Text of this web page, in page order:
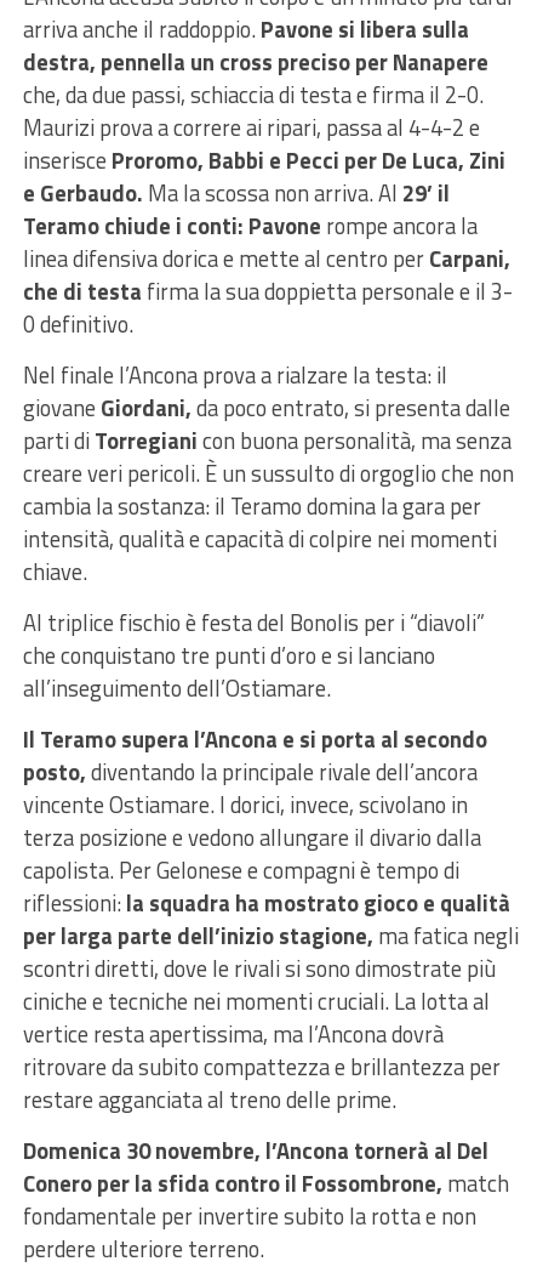
arriva anche il raddoppio.Pavone si libera sulla
destra, pennella un cross preciso per Nanapere
che, da due passi, schiaccia di testa e firma il 2-0.
Maurizi prova a correre ai ripari, passa al 4-4-2 e
inserisce Proromo, Babbi e Pecci per De Luca, Zini
e Gerbaudo. Ma la scossa non arriva. Al 29’ il
Teramo chiude i conti: Pavone rompe ancora la
linea difensiva dorica e mette al centro perCarpani,
che di testa firma la sua doppietta personale e il 3-
0 definitivo.
Nel finale l’Ancona prova a rialzare la testa: il
giovane Giordani,da poco entrato, si presenta dalle
parti diTorregianicon buona personalità, ma senza
creare veri pericoli. È un sussulto di orgoglio che non
cambia la sostanza: il Teramo domina la gara per
intensità, qualità e capacità di colpire nei momenti
chiave.
Al triplice fischio è festa del Bonolis per i “diavoli”
che conquistano tre punti d’oro e si lanciano
all’inseguimento dell’Ostiamare.
Il Teramo supera l’Ancona e si porta al secondo
posto,diventando la principale rivale dell’ancora
vincente Ostiamare. I dorici, invece, scivolano in
terza posizione e vedono allungare il divario dalla
capolista.Per Gelonese e compagni è tempo di
riflessioni:la squadra ha mostrato gioco e qualità
per larga parte dell’inizio stagione, ma fatica negli
scontri diretti, dove le rivali si sono dimostrate più
ciniche e tecniche nei momenti cruciali.La lotta al
vertice resta apertissima, ma l’Ancona dovrà
ritrovare da subito compattezza e brillantezza per
restare agganciata al treno delle prime.
Domenica 30 novembre, l’Ancona tornerà al Del
Conero per la sfida contro il Fossombrone, match
fondamentale per invertire subito la rotta e non
perdere ulteriore terreno.